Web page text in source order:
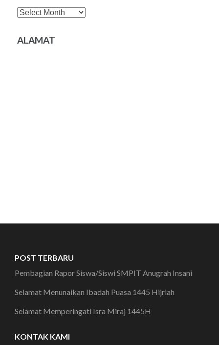
Archives
ALAMAT
POST TERBARU
Pembagian Rapor Siswa/Siswi SMPIT Anugrah Insani
Selamat Menunaikan Ibadah Puasa 1445 Hijriah
Selamat Memperingati Isra Miraj 1445H
KONTAK KAMI